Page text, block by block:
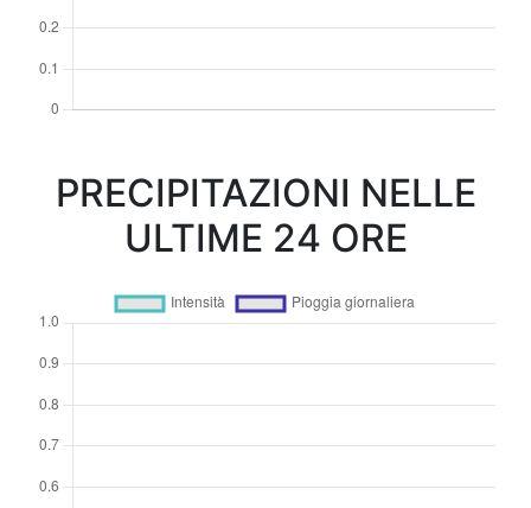
PRECIPITAZIONI NELLE
ULTIME 24 ORE